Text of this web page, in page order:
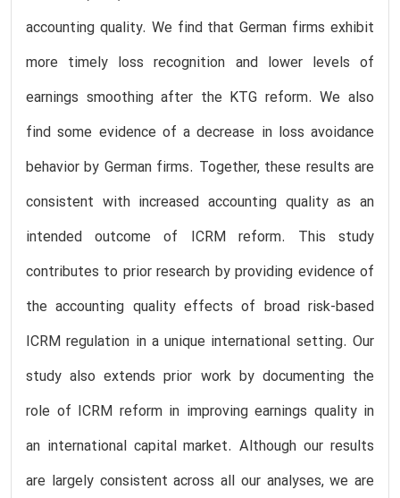
accounting quality. We find that German firms exhibit
more timely loss recognition and lower levels of
earnings smoothing after the KTG reform. We also
find some evidence of a decrease in loss avoidance
behavior by German firms. Together, these results are
consistent with increased accounting quality as an
intended outcome of ICRM reform. This study
contributes to prior research by providing evidence of
the accounting quality effects of broad risk-based
ICRM regulation in a unique international setting. Our
study also extends prior work by documenting the
role of ICRM reform in improving earnings quality in
an international capital market. Although our results
are largely consistent across all our analyses, we are